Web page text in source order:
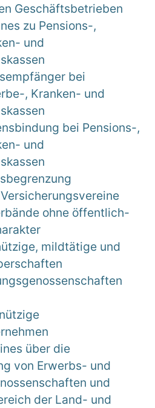
Geschäftsbetrieben
zu Pensions-,
und
bei
, Kranken- und
bei Pensions-,
und
ohne öffentlich-
mildtätige und
über die
von Erwerbs- und
und
der Land- und